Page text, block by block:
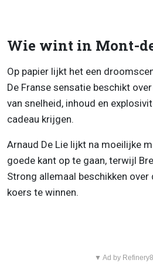
Wie wint in Mont-
Op papier lijkt het een
De Franse sensatie beschikt
van snelheid, inhoud en
cadeau krijgen.
Arnaud De Lie lijkt na moeilijke
goede kant op te gaan, terwijl
Strong allemaal beschikken
koers te winnen.
▼ Ad by